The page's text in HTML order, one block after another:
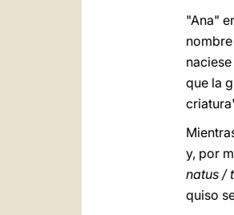
"Ana"
que la
y, por
natus /
quiso